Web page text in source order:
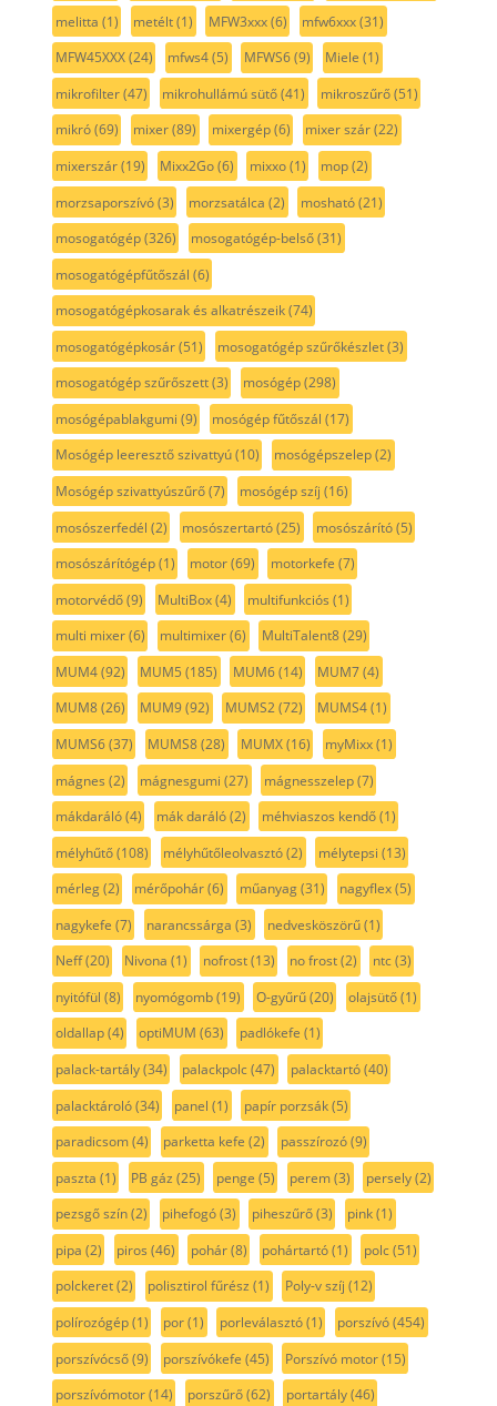
melitta (1) metélt(1) MFW3xxx(6) mfw6xxx(31)
MFW45XXX(24) mfws4(5) MFWS6(9) Miele (1)
mikrofilter(47) mikrohullámú sütő(41) mikroszűrő(51)
mikró(69) mixer(89) mixergép(6) mixer szár(22)
mixerszár(19) Mixx2Go(6) mixxo(1) mop(2)
morzsaporszívó(3) morzsatálca (2) mosható(21)
mosogatógép(326) mosogatógép-belső(31)
mosogatógépfűtőszál (6)
mosogatógépkosarak és alkatrészeik(74)
mosogatógépkosár(51) mosogatógép szűrőkészlet(3)
mosogatógép szűrőszett(3) mosógép(298)
mosógépablakgumi (9) mosógép fűtőszál (17)
Mosógép leeresztő szivattyú(10) mosógépszelep(2)
Mosógép szivattyúszűrő(7) mosógép szíj (16)
mosószerfedél (2) mosószertartó(25) mosószárító(5)
mosószárítógép(1) motor(69) motorkefe (7)
motorvédő(9) MultiBox(4) multifunkciós (1)
multi mixer(6) multimixer(6) MultiTalent8(29)
MUM4(92) MUM5 (185) MUM6(14) MUM7(4)
MUM8(26) MUM9(92) MUMS2(72) MUMS4(1)
MUMS6(37) MUMS8(28) MUMX(16) myMixx(1)
mágnes (2) mágnesgumi (27) mágnesszelep(7)
mákdaráló(4) mák daráló(2) méhviaszos kendő(1)
mélyhűtő(108) mélyhűtőleolvasztó(2) mélytepsi (13)
mérleg(2) mérőpohár(6) műanyag(31) nagyflex(5)
nagykefe (7) narancssárga (3) nedvesköszörű(1)
Neff(20) Nivona (1) nofrost(13) no frost(2) ntc(3)
nyitófül (8) nyomógomb(19) O-gyűrű(20) olajsütő(1)
oldallap(4) optiMUM (63) padlókefe (1)
palack-tartály(34) palackpolc(47) palacktartó(40)
palacktároló(34) panel (1) papír porzsák(5)
paradicsom(4) parketta kefe (2) passzírozó(9)
paszta (1) PB gáz (25) penge (5) perem(3) persely(2)
pezsgő szín(2) pihefogó(3) piheszűrő(3) pink(1)
pipa (2) piros (46) pohár(8) pohártartó(1) polc(51)
polckeret(2) polisztirol fűrész (1) Poly-v szíj (12)
polírozógép(1) por(1) porleválasztó(1) porszívó(454)
porszívócső(9) porszívókefe (45) Porszívó motor(15)
porszívómotor(14) porszűrő(62) portartály(46)